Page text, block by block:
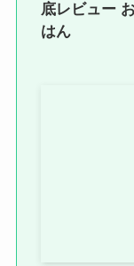
底レビュー
はん